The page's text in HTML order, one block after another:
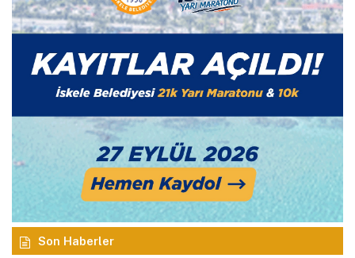
Son Haberler